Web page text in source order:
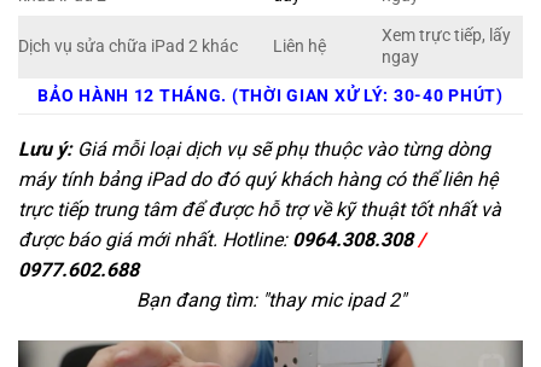
Dịch vụ sửa chữa iPad 2 khác Liên hệ
Xem trực tiếp, lấy
ngay
BẢO HÀNH 12 THÁNG. (THỜI GIAN XỬ LÝ: 30-40 PHÚT)
Lưu ý:Giá mỗi loại dịch vụ sẽ phụ thuộc vào từng dòng
máy tính bảng iPad do đó quý khách hàng có thể liên hệ
trực tiếp trung tâm để được hỗ trợ về kỹ thuật tốt nhất và
được báo giá mới nhất. Hotline: 0964.308.308/
0977.602.688
Bạn đang tìm: "thay mic ipad 2"